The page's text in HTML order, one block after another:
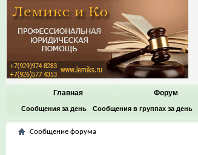
Главная Форум
Сообщения за день Сообщения в группах за день
Сообщение форума